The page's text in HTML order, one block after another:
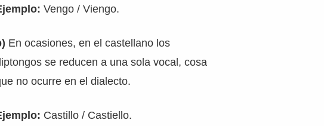
Vengo / Viengo.
En ocasiones, en el castellano los
se reducen a una sola vocal, cosa
no ocurre en el dialecto.
Castillo / Castiello.